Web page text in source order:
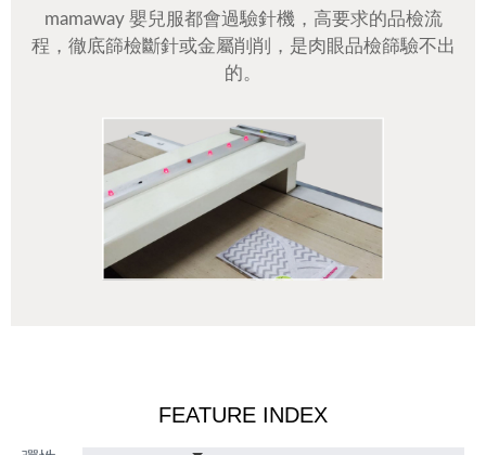
mamaway 嬰兒服都會過驗針機，高要求的品檢流
程，徹底篩檢斷針或金屬削削，是肉眼品檢篩驗不出
的。
FEATURE INDEX